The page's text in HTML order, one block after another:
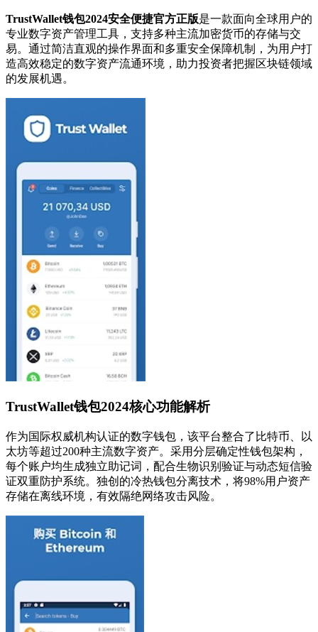
TrustWallet钱包2024安全便捷官方正版是一款面向全球用户的
专业数字资产管理工具，支持多种主流加密货币的存储与交
易。通过简洁直观的操作界面和多重安全保障机制，为用户打
造高效稳定的数字资产流通环境，助力投资者把握区块链领域
的发展机遇。
TrustWallet钱包2024核心功能解析
作为国际权威机构认证的数字钱包，该平台整合了比特币、以
太坊等超过200种主流数字资产。采用分层确定性钱包架构，
每个账户均生成独立助记词，配合生物识别验证与动态短信验
证双重防护系统。独创的冷热钱包分离技术，将98%用户资产
存储在离线环境，有效隔绝网络攻击风险。